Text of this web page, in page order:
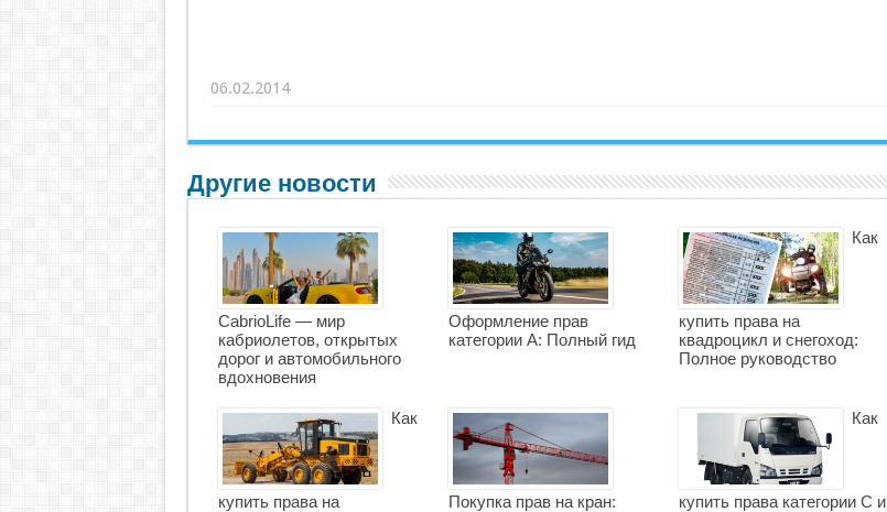
06.02.2014
Другие новости
CabrioLife — мир
кабриолетов, открытых
дорог и автомобильного
вдохновения
Оформление прав
категории А: Полный гид
Как
купить права на
квадроцикл и снегоход:
Полное руководство
Как
купить права на
Покупка прав на кран:
Как
купить права категории С и